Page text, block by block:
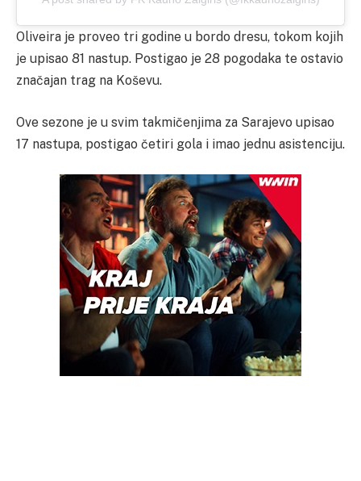
Oliveira je proveo tri godine u bordo dresu, tokom kojih
je upisao 81 nastup. Postigao je 28 pogodaka te ostavio
značajan trag na Koševu.
Ove sezone je u svim takmičenjima za Sarajevo upisao
17 nastupa, postigao četiri gola i imao jednu asistenciju.